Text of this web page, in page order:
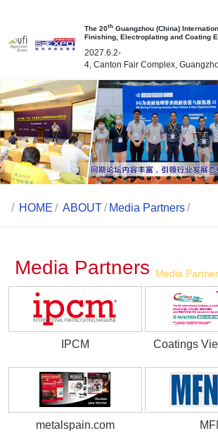
The 20th Guangzhou (China)
Finishing, Electroplating and Coating
2027.6.2-
4, Canton Fair Complex,
/ HOME / ABOUT / Media Partners /
Media Partners Media
IPCM Coatings
metalspain.com